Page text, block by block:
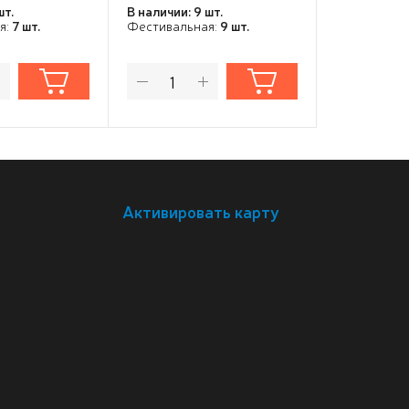
7 шт.
В наличии: 9 шт.
Фестивальная: 9 шт.
Активировать карту